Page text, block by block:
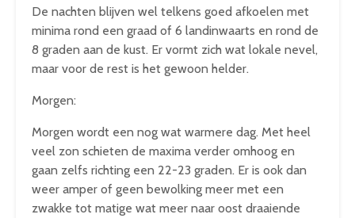
De nachten blijven wel telkens goed afkoelen met
minima rond een graad of 6 landinwaarts en rond de
8 graden aan de kust. Er vormt zich wat lokale nevel,
maar voor de rest is het gewoon helder.
Morgen:
Morgen wordt een nog wat warmere dag. Met heel
veel zon schieten de maxima verder omhoog en
gaan zelfs richting een 22-23 graden. Er is ook dan
weer amper of geen bewolking meer met een
zwakke tot matige wat meer naar oost draaiende